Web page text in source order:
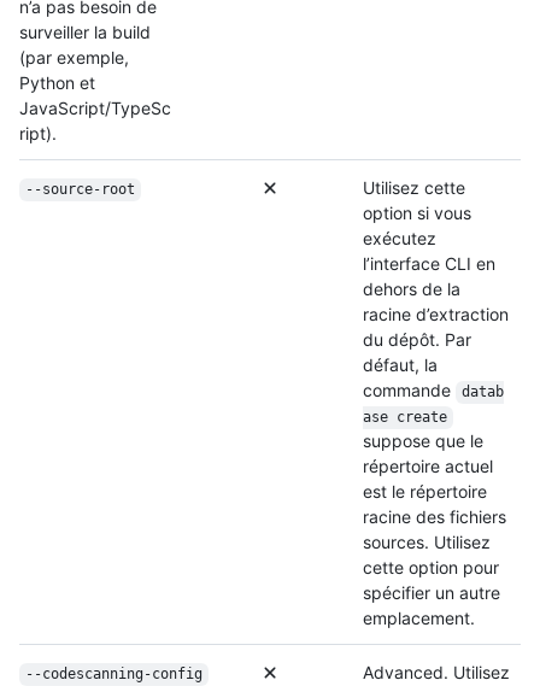
n’a pas besoin de
surveiller la build
(par exemple,
Python et
JavaScript/TypeSc
ript).
--source-root
Utilisez cette
option si vous
exécutez
l’interface CLI en
dehors de la
racine d’extraction
du dépôt. Par
défaut, la
commande
datab
ase create
suppose que le
répertoire actuel
est le répertoire
racine des fichiers
sources. Utilisez
cette option pour
spécifier un autre
emplacement.
--codescanning-config
Advanced. Utilisez